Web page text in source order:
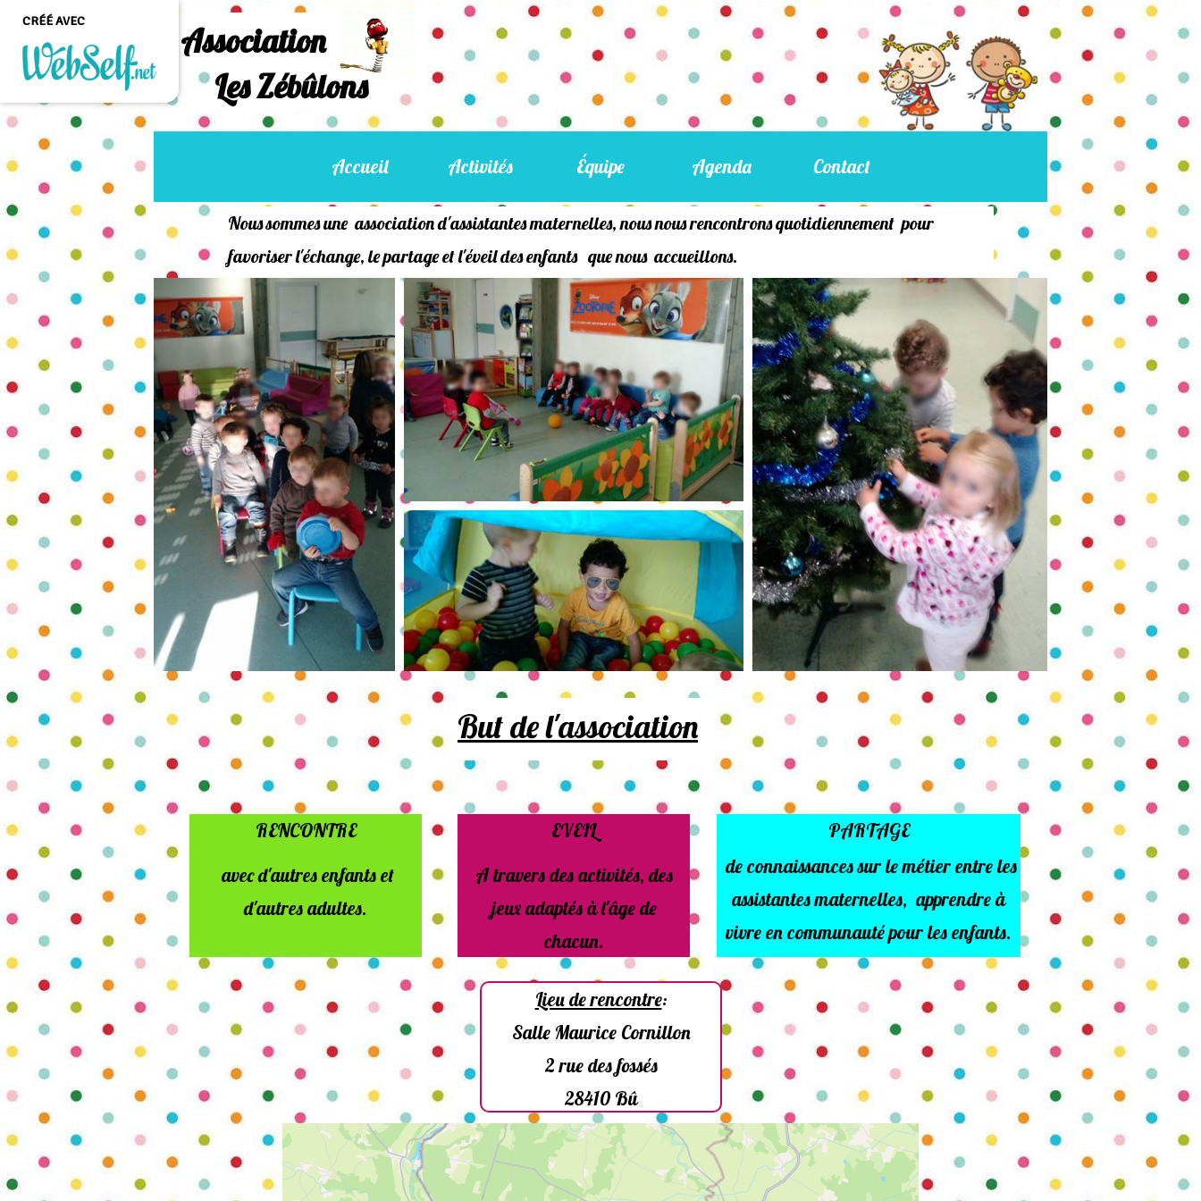
Association
Les Zébûlons
Accueil Activités Équipe Agenda Contact
Nous sommes une association d'assistantes maternelles, nous nous rencontrons quotidiennement pour
favoriser l'échange, le partage et l'éveil des enfants que nous accueillons.
But de l'association
RENCONTRE EVEIL
PARTAGE
de connaissances sur le métier entre les
assistantes maternelles, apprendre à
vivre en communauté pour les enfants.
avec d'autres enfants et
d'autres adultes.
A travers des activités, des
jeux adaptés à l'âge de
chacun.
Lieu de rencontre:
Salle Maurice Cornillon
2 rue des fossés
28410 Bû
CRÉÉ AVEC
Créer un site web de
qualité professionnelle
et personnalisable sans
aucune connaissance en
programmation
COMMENCEZ